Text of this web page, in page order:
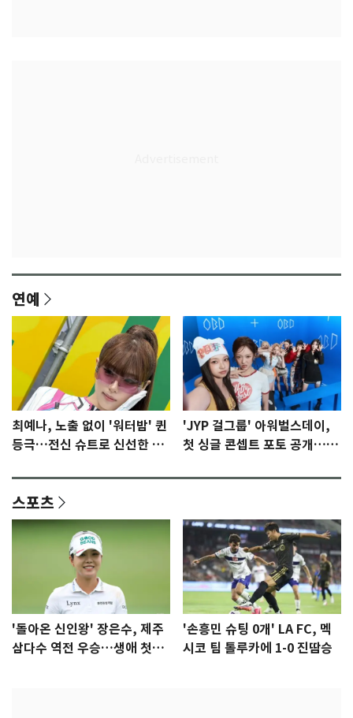
연예
최예나, 노출 없이 '워터밤' 퀸
등극…전신 슈트로 신선한 충
'JYP 걸그룹' 아워벌스데이,
첫 싱글 콘셉트 포토 공개…청
스포츠
'돌아온 신인왕' 장은수, 제주
삼다수 역전 우승…생애 첫승
'손흥민 슈팅 0개' LA FC, 멕
시코 팀 톨루카에 1-0 진땀승